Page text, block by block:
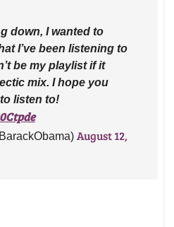
down, I wanted to
I’ve been listening to
be my playlist if it
mix. I hope you
listen to!
August 12,